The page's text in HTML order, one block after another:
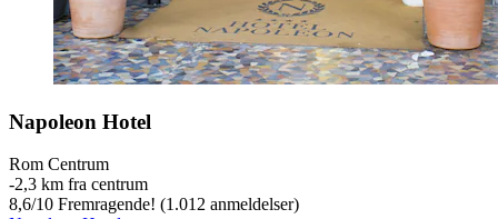
Napoleon Hotel
Rom Centrum
‐2,3 km fra centrum
8,6/10 Fremragende! (1.012 anmeldelser)